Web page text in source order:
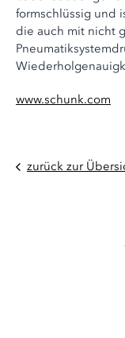
formschlüssig und
die auch mit nicht
www.schunk.com
zurück zur